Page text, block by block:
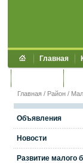
Главная
Главная / Район /
Объявления
Новости
Развитие малого